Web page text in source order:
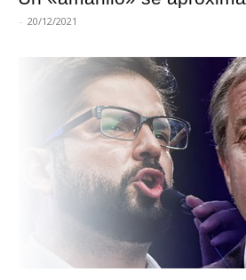
- 20/12/2021